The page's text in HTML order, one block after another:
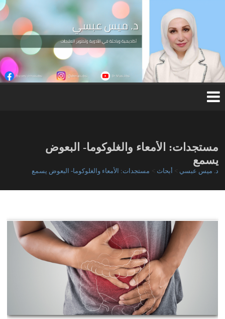
د.
مي
مستجدات: الأمعاء والغلوكوما- البعوض
يسمع
د. ميس عبسي > أبحاث > مستجدات: الأمعاء والغلوكوما- البعوض يسمع